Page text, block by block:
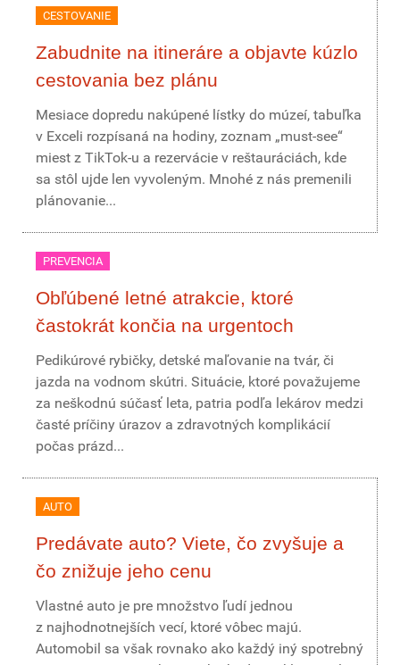
CESTOVANIE
Zabudnite na itineráre a objavte kúzlo
cestovania bez plánu
Mesiace dopredu nakúpené lístky do múzeí, tabuľka
v Exceli rozpísaná na hodiny, zoznam „must-see“
miest z TikTok-u a rezervácie v reštauráciách, kde
sa stôl ujde len vyvoleným. Mnohé z nás premenili
plánovanie...
PREVENCIA
Obľúbené letné atrakcie, ktoré
častokrát končia na urgentoch
Pedikúrové rybičky, detské maľovanie na tvár, či
jazda na vodnom skútri. Situácie, ktoré považujeme
za neškodnú súčasť leta, patria podľa lekárov medzi
časté príčiny úrazov a zdravotných komplikácií
počas prázd...
AUTO
Predávate auto? Viete, čo zvyšuje a
čo znižuje jeho cenu
Vlastné auto je pre množstvo ľudí jednou
z najhodnotnejších vecí, ktoré vôbec majú.
Automobil sa však rovnako ako každý iný spotrebný